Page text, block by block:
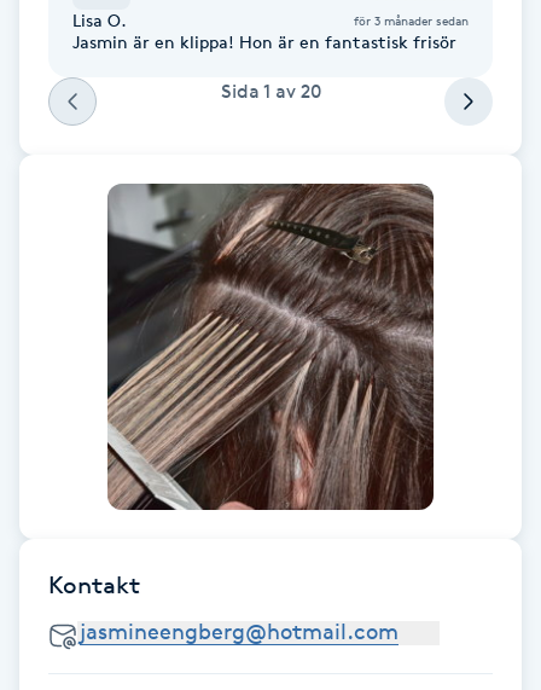
Fransförlängning Megavolym
Fransförlängning Volym
Fransk manikyr
Fransrengöring
Frekvensterapi
Friskvårdsmassage
Färgning
Lisa O. för 3 månader sedan
Jasmin är en klippa! Hon är en fantastisk frisör
Sida 1 av 20
Kontakt